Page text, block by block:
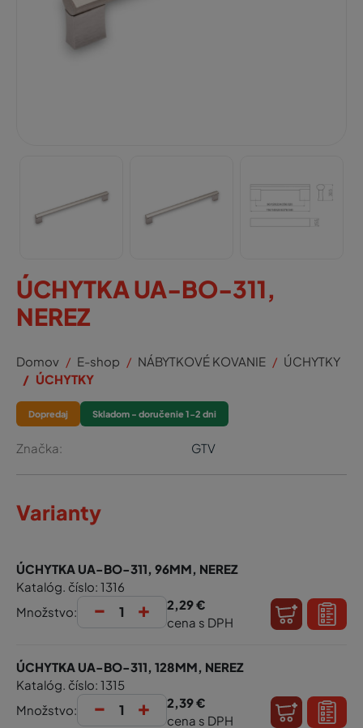
ÚCHYTKA UA-BO-311,
NEREZ
Domov E-shop NÁBYTKOVÉ KOVANIE
ÚCHYTKY
ÚCHYTKY
Dopredaj Skladom - doručenie 1-2 dni
Značka: GTV
Varianty
ÚCHYTKA UA-BO-311, 96MM, NEREZ
Katalóg. číslo: 1316
Množstvo:
- +
2,29 €
cena s DPH
ÚCHYTKA UA-BO-311, 128MM, NEREZ
Katalóg. číslo: 1315
Množstvo:
- +
2,39 €
cena s DPH